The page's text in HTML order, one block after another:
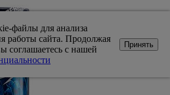
файлы для анализа
работы сайта. Продолжая
соглашаетесь с нашей
Принять